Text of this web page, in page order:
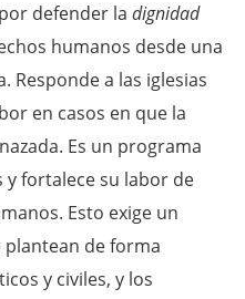
defender la dignidad
humanos desde una
Responde a las iglesias
en casos en que la
Es un programa
y fortalece su labor de
Esto exige un
de forma
y civiles, y los